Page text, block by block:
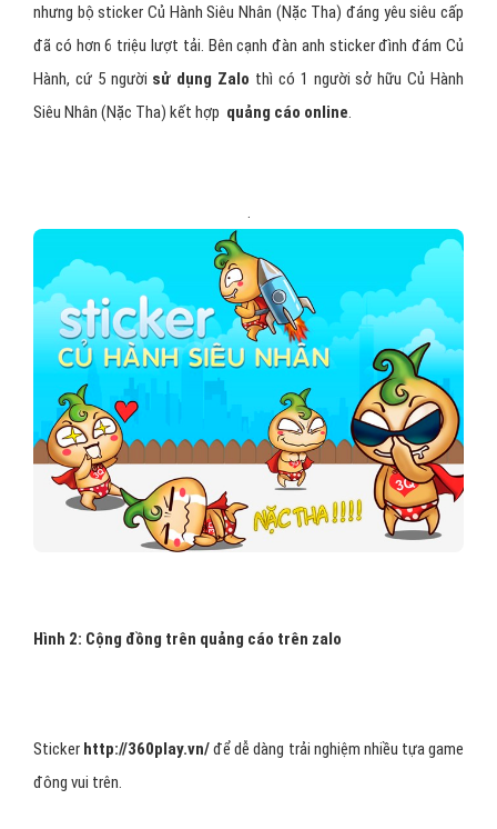
nhưng bộ sticker Củ Hành Siêu Nhân (Nặc Tha) đáng yêu siêu cấp
đã có hơn 6 triệu lượt tải. Bên cạnh đàn anh sticker đình đám Củ
Hành, cứ 5 người sử dụng Zalo thì có 1 người sở hữu Củ Hành
Siêu Nhân (Nặc Tha) kết hợp quảng cáo online.
.
Hình 2: Cộng đồng trên quảng cáo trên zalo
Sticker http://360play.vn/để dễ dàng trải nghiệm nhiều tựa game
đông vui trên.